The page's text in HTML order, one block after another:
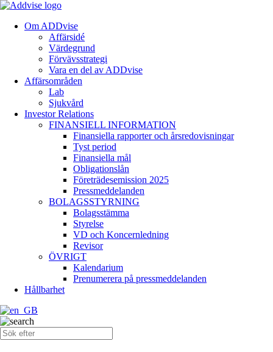
Om ADDvise
Affärsidé
Värdegrund
Förvävsstrategi
Vara en del av ADDvise
Affärsområden
Lab
Sjukvård
Investor Relations
FINANSIELL INFORMATION
Finansiella rapporter och årsredovisningar
Tyst period
Finansiella mål
Obligationslån
Företrädesemission 2025
Pressmeddelanden
BOLAGSSTYRNING
Bolagsstämma
Styrelse
VD och Koncernledning
Revisor
ÖVRIGT
Kalendarium
Prenumerera på pressmeddelanden
Hållbarhet